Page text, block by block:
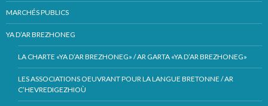
MARCHÉS PUBLICS
YA D’AR BREZHONEG
LA CHARTE «YA D’AR BREZHONEG» / AR GARTA «YA D’AR BREZHONEG»
LES ASSOCIATIONS OEUVRANT POUR LA LANGUE BRETONNE / AR
C’HEVREDIGEZHIOÙ